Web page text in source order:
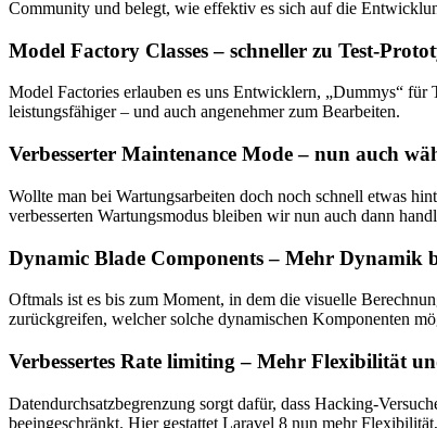
Community und belegt, wie effektiv es sich auf die
Model Factory Classes – schneller zu Test-
Model Factories erlauben es uns Entwicklern, „Dummys“ für
leistungsfähiger – und auch angenehmer zum Bearbeiten.
Verbesserter Maintenance Mode – nun auch
Wollte man bei Wartungsarbeiten doch noch schnell etwas
verbesserten Wartungsmodus bleiben wir nun auch dann
Dynamic Blade Components – Mehr Dynamik
Oftmals ist es bis zum Moment, in dem die visuelle
zurückgreifen, welcher solche dynamischen Komponenten
Verbessertes Rate limiting – Mehr Flexibilität
Datendurchsatzbegrenzung sorgt dafür, dass Hacking-
beeingeschränkt. Hier gestattet Laravel 8 nun mehr